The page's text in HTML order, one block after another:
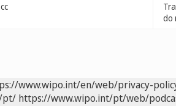
do
www.wipo.int/en/web/privacy-
pt/ https://www.wipo.int/pt/web/